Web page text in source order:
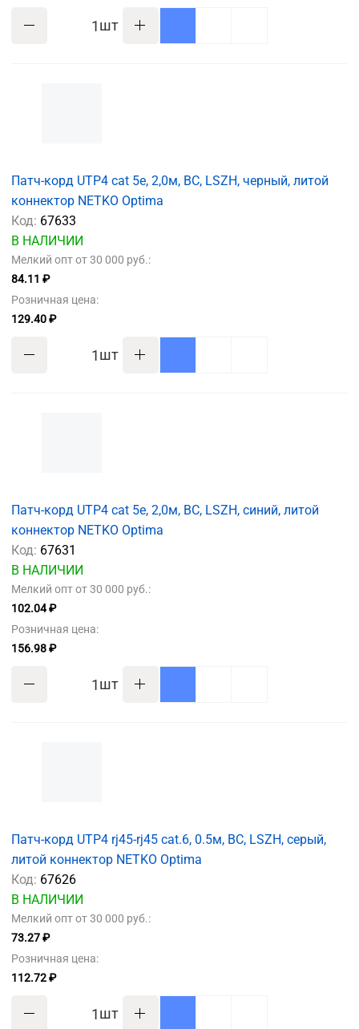
шт
Патч-корд UTP4 cat 5e, 2,0м, ВС, LSZH, черный, литой
коннектор NETKO Optima
Код: 67633
В НАЛИЧИИ
Мелкий опт от 30 000 руб.:
84.11 ₽
Розничная цена:
129.40 ₽
шт
Патч-корд UTP4 cat 5e, 2,0м, ВС, LSZH, синий, литой
коннектор NETKO Optima
Код: 67631
В НАЛИЧИИ
Мелкий опт от 30 000 руб.:
102.04 ₽
Розничная цена:
156.98 ₽
шт
Патч-корд UTP4 rj45-rj45 cat.6, 0.5м, BC, LSZH, серый,
литой коннектор NETKO Optima
Код: 67626
В НАЛИЧИИ
Мелкий опт от 30 000 руб.:
73.27 ₽
Розничная цена:
112.72 ₽
шт